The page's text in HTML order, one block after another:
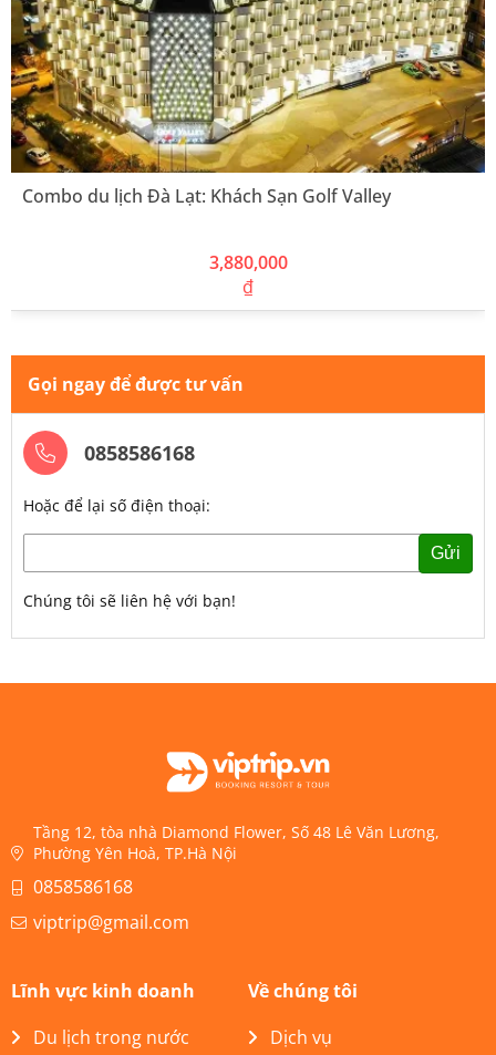
Combo du lịch Đà Lạt: Khách Sạn Golf Valley
3,880,000
₫
Gọi ngay để được tư vấn
0858586168
Hoặc để lại số điện thoại:
Gửi
Chúng tôi sẽ liên hệ với bạn!
Tầng 12, tòa nhà Diamond Flower, Số 48 Lê Văn Lương,
Phường Yên Hoà, TP.Hà Nội
0858586168
viptrip@gmail.com
Lĩnh vực kinh doanh
Du lịch trong nước
Về chúng tôi
Dịch vụ